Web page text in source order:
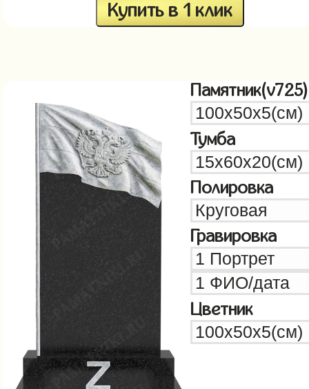
Купить в 1 клик
Памятник(v725)
Тумба
Полировка
Гравировка
Цветник